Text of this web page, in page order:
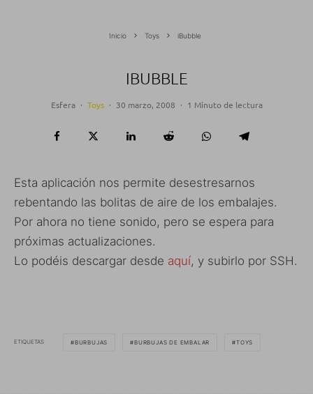
Inicio Toys iBubble
IBUBBLE
Esfera · Toys · 30 marzo, 2008 · 1 Minuto de lectura
Esta aplicación nos permite desestresarnos
rebentando las bolitas de aire de los embalajes.
Por ahora no tiene sonido, pero se espera para
próximas actualizaciones.
Lo podéis descargar desde aquí, y subirlo por SSH.
ETIQUETAS BURBUJAS BURBUJAS DE EMBALAR TOYS